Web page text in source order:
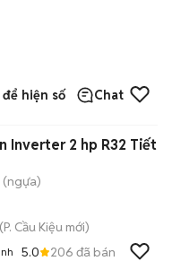
để hiện số Chat
Inverter 2 hp R32 Tiết
(ngựa)
(P. Cầu Kiệu mới)
5.0 206 đã bán